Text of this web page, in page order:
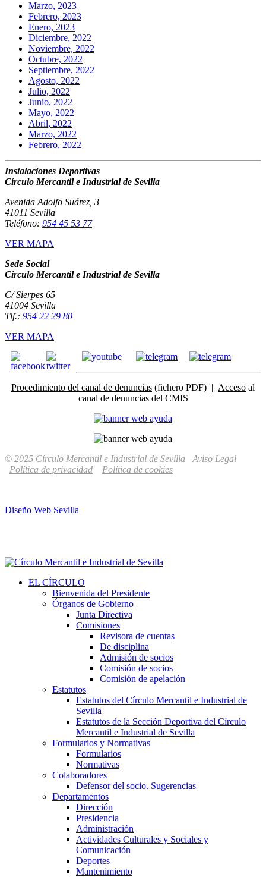
Marzo, 2023
Febrero, 2023
Enero, 2023
Diciembre, 2022
Noviembre, 2022
Octubre, 2022
Septiembre, 2022
Agosto, 2022
Julio, 2022
Junio, 2022
Mayo, 2022
Abril, 2022
Marzo, 2022
Febrero, 2022
Instalaciones Deportivas
Círculo Mercantil e Industrial de Sevilla
Avenida Adolfo Suárez, 3
41011 Sevilla
Teléfono: 954 45 53 77
VER MAPA
Sede Social
Círculo Mercantil e Industrial de Sevilla
C/ Sierpes 65
41004 Sevilla
Tlf.: 954 22 29 80
VER MAPA
Procedimiento del canal de denuncias (fichero PDF) | Acceso al
canal de denuncias del CMIS
© 2025 Círculo Mercantil e Industrial de Sevilla Aviso Legal
Política de privacidad
Política de cookies
Diseño Web Sevilla
EL CÍRCULO
Bienvenida del Presidente
Órganos de Gobierno
Junta Directiva
Comisiones
Revisora de cuentas
De disciplina
Admisión de socios
Comisión de socios
Comisión de apelación
Estatutos
Estatutos del Círculo Mercantil e Industrial de
Sevilla
Estatutos de la Sección Deportiva del Círculo
Mercantil e Industrial de Sevilla
Formularios y Normativas
Formularios
Normativas
Colaboradores
Defensor del socio. Sugerencias
Departamentos
Dirección
Presidencia
Administración
Actividades Culturales y Sociales y
Comunicación
Deportes
Mantenimiento